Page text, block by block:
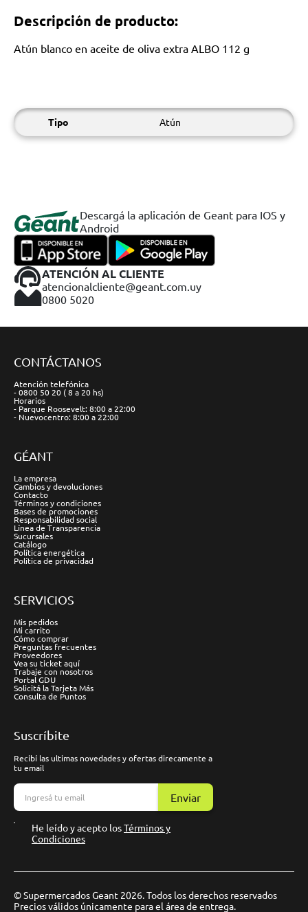
Descripción de producto:
Atún blanco en aceite de oliva extra ALBO 112 g
Tipo Atún
Descargá la aplicación de Geant para IOS y
Android
ATENCIÓN AL CLIENTE
atencionalcliente@geant.com.uy
0800 5020
CONTÁCTANOS
Atención telefónica
- 0800 50 20 ( 8 a 20 hs)
Horarios
- Parque Roosevelt: 8:00 a 22:00
- Nuevocentro: 8:00 a 22:00
GÉANT
La empresa
Cambios y devoluciones
Contacto
Términos y condiciones
Bases de promociones
Responsabilidad social
Línea de Transparencia
Sucursales
Catálogo
Política energética
Política de privacidad
SERVICIOS
Mis pedidos
Mi carrito
Cómo comprar
Preguntas frecuentes
Proveedores
Vea su ticket aquí
Trabaje con nosotros
Portal GDU
Solicitá la Tarjeta Más
Consulta de Puntos
Suscríbite
Recibí las ultimas novedades y ofertas direcamente a
tu email
Enviar
He leído y acepto losTérminos y
Condiciones
© Supermercados Geant 2026. Todos los derechos reservados
Precios válidos únicamente para el área de entrega.